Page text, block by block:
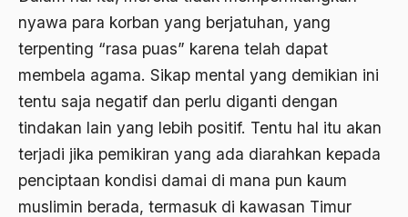
nyawa para korban yang berjatuhan, yang
terpenting “rasa puas” karena telah dapat
membela agama. Sikap mental yang demikian ini
tentu saja negatif dan perlu diganti dengan
tindakan lain yang lebih positif. Tentu hal itu akan
terjadi jika pemikiran yang ada diarahkan kepada
penciptaan kondisi damai di mana pun kaum
muslimin berada, termasuk di kawasan Timur
Al-Maududi
Al-qua'an dan Hadist
Alexander Solzhenitsyin
Ali Khomeini